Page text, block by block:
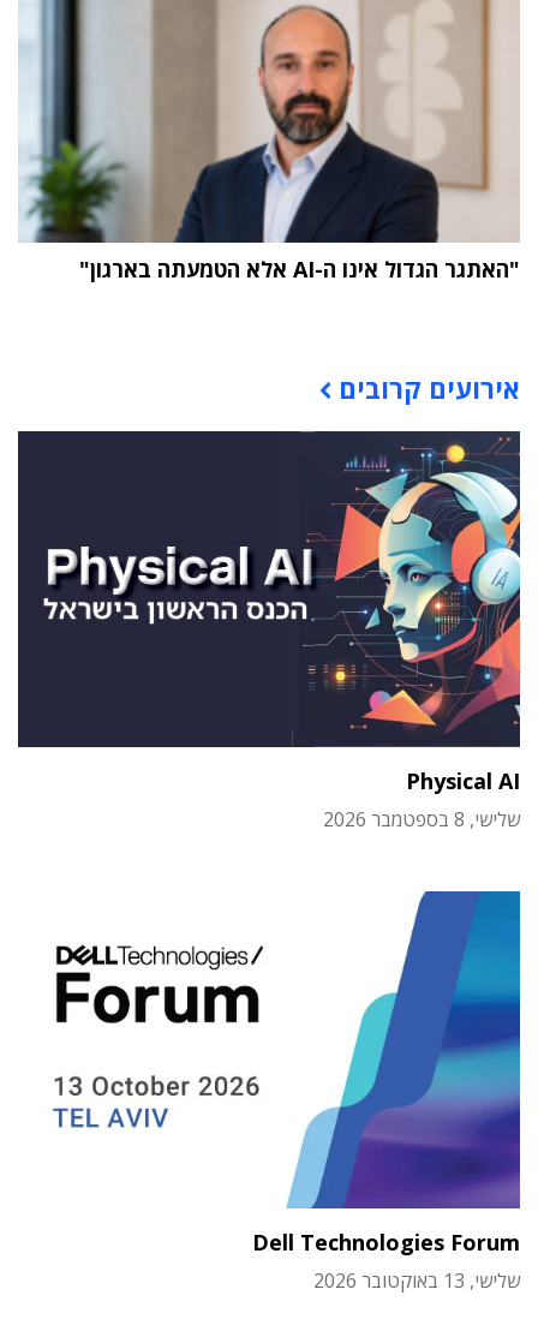
"האתגר הגדול אינו ה-AI אלא הטמעתה בארגון"
אירועים קרובים
Physical AI
שלישי, 8 בספטמבר 2026
Dell Technologies Forum
שלישי, 13 באוקטובר 2026